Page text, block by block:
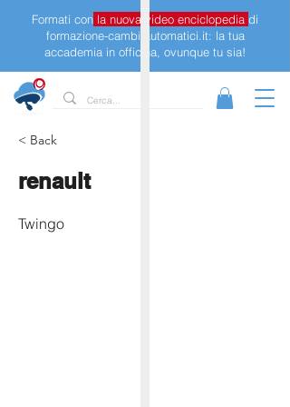
Formati con la nuova video enciclopedia di
formazione-cambi-automatici.it: la tua
accademia in officina, ovunque tu sia!
< Back
renault
Twingo